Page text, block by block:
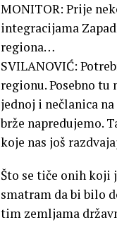
MONITOR: Prije
integracijama
regiona…
SVILANOVIĆ:
regionu. Posebno
jednoj i nečlanica
brže napredujemo.
koje nas još
Što se tiče onih koji
smatram da bi bilo
tim zemljama